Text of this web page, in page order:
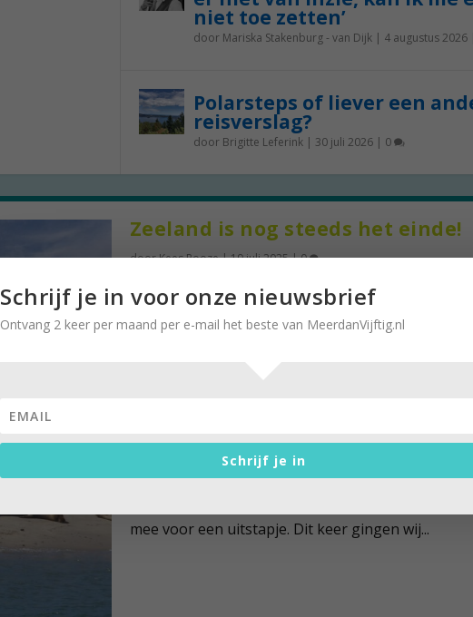
niet toe zetten’
door Mariska Stakenburg - van Dijk| 4 augustus 2026|
Polarsteps of liever een
reisverslag?
door Brigitte Leferink| 30 juli 2026| 0
Zeeland is nog steeds het einde!
doorKees Rooze|19 juli 2025|0
Fietsvakantie langs de kust (2) Afgelopen weken
Karin de Lange verslag van kamperen als...
Maasvlakte
doorKees Rooze|13 oktober 2016|0
mee voor een uitstapje. Dit keer gingen wij...
Schrijf je in voor onze nieuwsbrief
Ontvang 2 keer per maand per e-mail het beste van MeerdanVijftig.nl
Schrijf je in